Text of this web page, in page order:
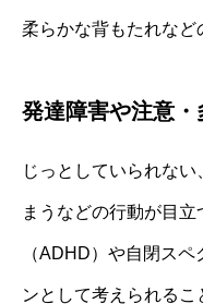
柔らかな背もたれなど
発達障害や注意
じっとしていられな
まうなどの行動が目
（ADHD）や自閉ス
ンとして考えられる